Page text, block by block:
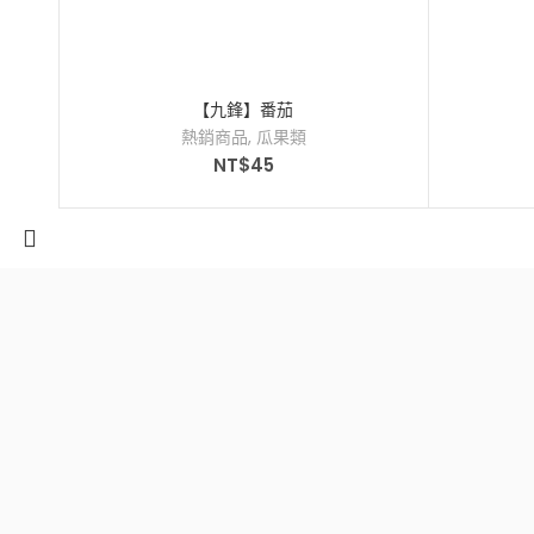
【九鋒】番茄
熱銷商品, 瓜果類
NT$45